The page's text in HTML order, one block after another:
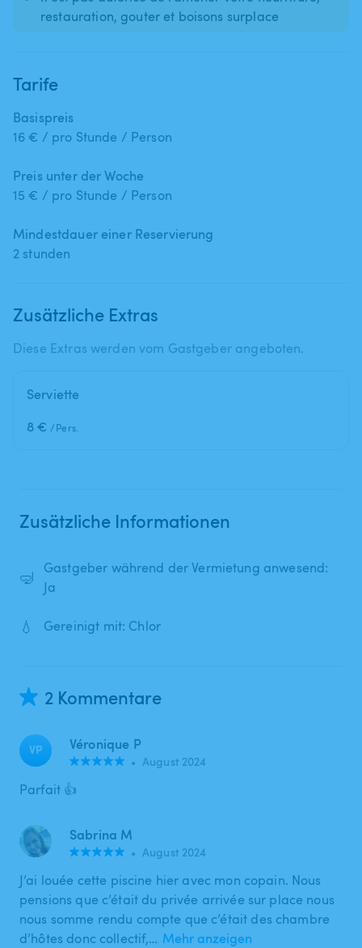
restauration, gouter et boisons surplace
Tarife
Basispreis
16 € / pro Stunde / Person
Preis unter der Woche
15 € / pro Stunde / Person
Mindestdauer einer Reservierung
2 stunden
Zusätzliche Extras
Diese Extras werden vom Gastgeber angeboten.
Serviette
8 € /Pers.
Zusätzliche Informationen
🤿
Gastgeber während der Vermietung anwesend:
Ja
💧 Gereinigt mit: Chlor
2 Kommentare
VP Véronique P
• August 2024
Parfait 👍
Sabrina M
• August 2024
J’ai louée cette piscine hier avec mon copain. Nous
pensions que c’était du privée arrivée sur place nous
nous somme rendu compte que c’était des chambre
d’hôtes donc collectif,… Mehr anzeigen